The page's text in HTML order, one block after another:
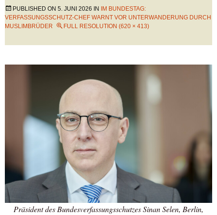
PUBLISHED ON 5. JUNI 2026 IN
IM BUNDESTAG:
VERFASSUNGSSCHUTZ-CHEF WARNT VOR UNTERWANDERUNG DURCH
MUSLIMBRÜDER
FULL RESOLUTION (620 × 413)
Präsident des Bundesverfassungsschutzes Sinan Selen, Berlin,